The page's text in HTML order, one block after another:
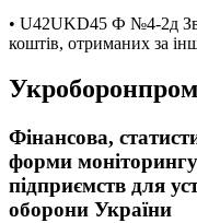
• U42UKD45 Ф №4-2д
коштів, отриманих за
Укроборонпром
Фінансова,
форми
підприємств для
оборони України